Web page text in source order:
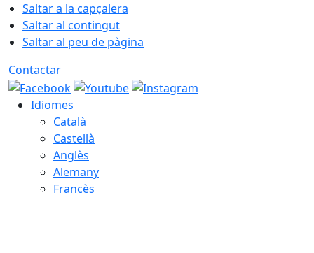
Saltar a la capçalera
Saltar al contingut
Saltar al peu de pàgina
Contactar
Idiomes
Català
Castellà
Anglès
Alemany
Francès